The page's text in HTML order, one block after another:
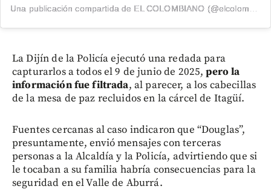
La Dijín de la Policía ejecutó una redada para
capturarlos a todos el 9 de junio de 2025, pero la
información fue filtrada, al parecer, a los cabecillas
de la mesa de paz recluidos en la cárcel de Itagüí.
Fuentes cercanas al caso indicaron que “Douglas”,
presuntamente, envió mensajes con terceras
personas a la Alcaldía y la Policía, advirtiendo que si
le tocaban a su familia habría consecuencias para la
seguridad en el Valle de Aburrá.